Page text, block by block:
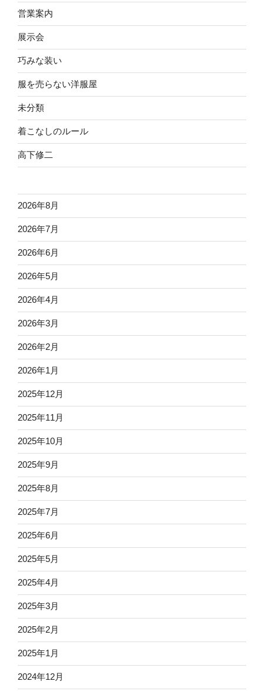
営業案内
展示会
巧みな装い
服を売らない洋服屋
未分類
着こなしのルール
高下修二
2026年8月
2026年7月
2026年6月
2026年5月
2026年4月
2026年3月
2026年2月
2026年1月
2025年12月
2025年11月
2025年10月
2025年9月
2025年8月
2025年7月
2025年6月
2025年5月
2025年4月
2025年3月
2025年2月
2025年1月
2024年12月